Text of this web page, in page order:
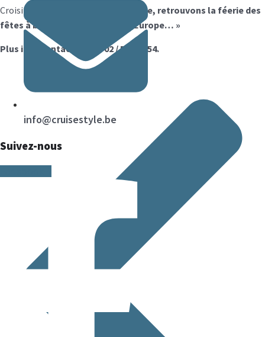
info@cruisestyle.be
Suivez-nous
CroisiEurope:
« Pour la fin de l’année, retrouvons la féerie des
fêtes à bord des bateaux CroisiEurope… »
Plus info contactez Tél. 02 / 514 11 54.